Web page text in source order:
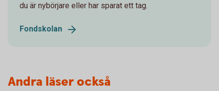
du är nybörjare eller har sparat ett tag.
Fondskolan
Andra läser också